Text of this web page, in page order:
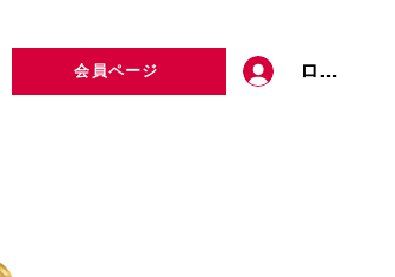
会員ページ ログイン